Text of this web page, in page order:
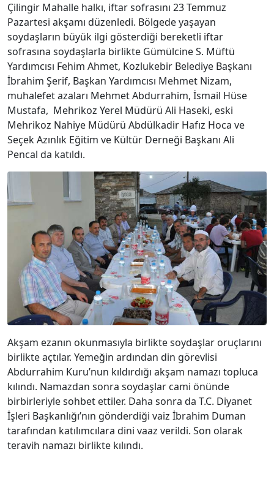
Çilingir Mahalle halkı, iftar sofrasını 23 Temmuz
Pazartesi akşamı düzenledi. Bölgede yaşayan
soydaşların büyük ilgi gösterdiği bereketli iftar
sofrasına soydaşlarla birlikte Gümülcine S. Müftü
Yardımcısı Fehim Ahmet, Kozlukebir Belediye Başkanı
İbrahim Şerif, Başkan Yardımcısı Mehmet Nizam,
muhalefet azaları Mehmet Abdurrahim, İsmail Hüse
Mustafa, Mehrikoz Yerel Müdürü Ali Haseki, eski
Mehrikoz Nahiye Müdürü Abdülkadir Hafız Hoca ve
Seçek Azınlık Eğitim ve Kültür Derneği Başkanı Ali
Pencal da katıldı.
Akşam ezanın okunmasıyla birlikte soydaşlar oruçlarını
birlikte açtılar. Yemeğin ardından din görevlisi
Abdurrahim Kuru’nun kıldırdığı akşam namazı topluca
kılındı. Namazdan sonra soydaşlar cami önünde
birbirleriyle sohbet ettiler. Daha sonra da T.C. Diyanet
İşleri Başkanlığı’nın gönderdiği vaiz İbrahim Duman
tarafından katılımcılara dini vaaz verildi. Son olarak
teravih namazı birlikte kılındı.